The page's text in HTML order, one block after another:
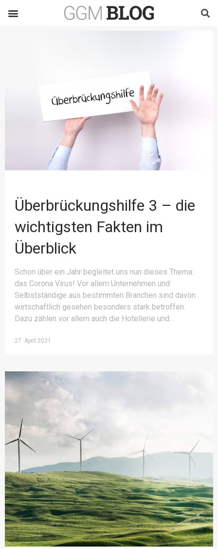
Überbrückungshilfe 3 – die
wichtigsten Fakten im
Überblick
Schon über ein Jahr begleitet uns nun dieses Thema:
das Corona Virus! Vor allem Unternehmen und
Selbstständige aus bestimmten Branchen sind davon
wirtschaftlich gesehen besonders stark betroffen.
Dazu zählen vor allem auch die Hotellerie und
27. April 2021